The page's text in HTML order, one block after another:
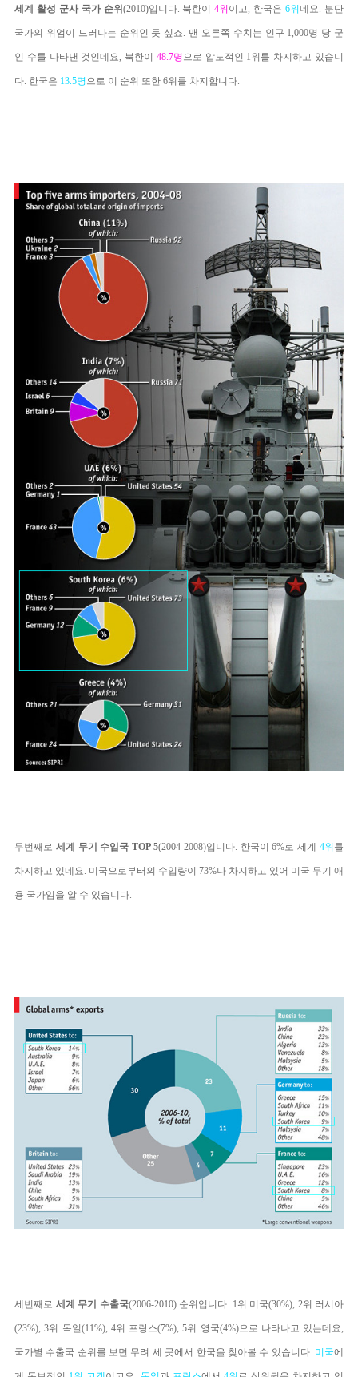
세계 활성 군사 국가 순위 (2010)입니다. 북한이4위 이고, 한국은 6위네요. 분단
국가의 위엄이 드러나는 순위인 듯 싶죠. 맨 오른쪽 수치는 인구 1,000명 당 군
인 수를 나타낸 것인데요, 북한이 48.7명으로 압도적인 1위를 차지하고 있습니
다. 한국은 13.5명으로 이 순위 또한 6위를 차지합니다.
두번째로 세계 무기 수입국 TOP 5(2004-2008)입니다. 한국이 6%로 세계4위를
차지하고 있네요. 미국으로부터의 수입량이 73%나 차지하고 있어 미국 무기 애
용 국가임을 알 수 있습니다.
세번째로 세계 무기 수출국(2006-2010) 순위입니다. 1위 미국(30%), 2위 러시아
(23%), 3위 독일(11%), 4위 프랑스(7%), 5위 영국(4%)으로 나타나고 있는데요,
국가별 수출국 순위를 보면 무려 세 곳에서 한국을 찾아볼 수 있습니다. 미국에